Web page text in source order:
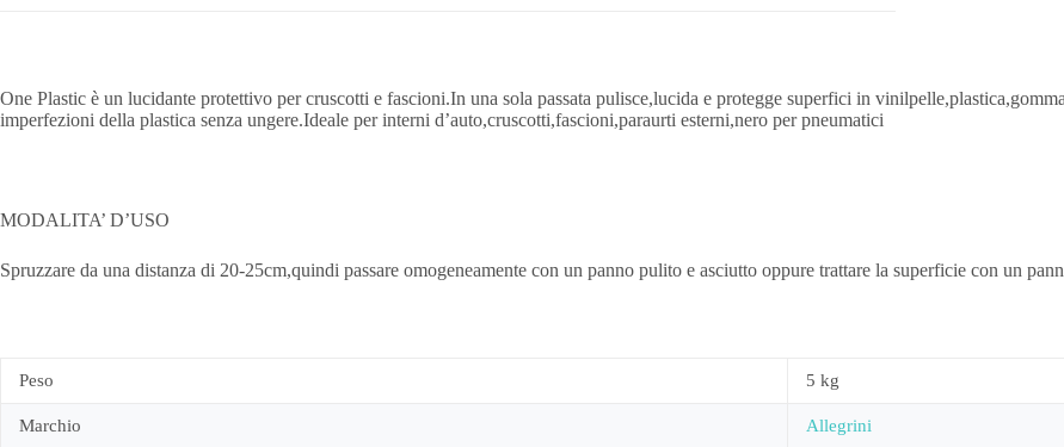
One Plastic è un lucidante protettivo per cruscotti e fascioni.In una sola passata pulisce,lucida e protegge superfici in
imperfezioni della plastica senza ungere.Ideale per interni d’auto,cruscotti,fascioni,paraurti esterni,nero per pneumatici
MODALITA’ D’USO
Spruzzare da una distanza di 20-25cm,quindi passare omogeneamente con un panno pulito e asciutto oppure trattare la superficie con un
Peso 5 kg
Marchio Allegrini